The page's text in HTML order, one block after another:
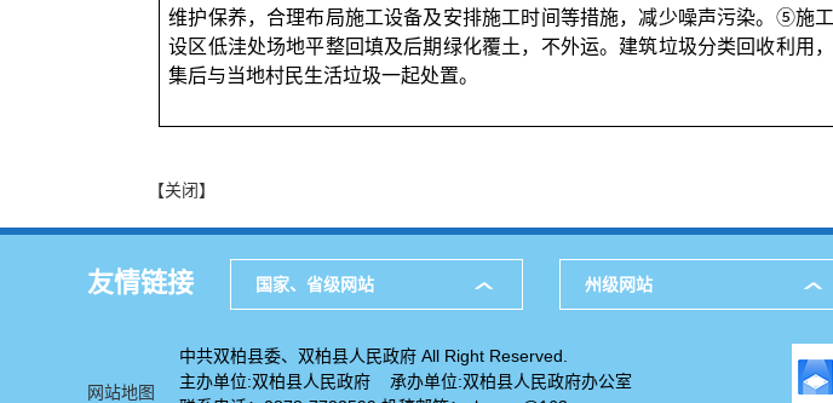
维护保养，合理布局施工设备及安排施工时间等措施，减少噪声污染。 ⑤施
设区低洼处场地平整回填及后期绿化覆土，不外运。建筑垃圾分类回收利
集后与当地村民生活垃圾一起处置。
【关闭】
友情链接 国家、省级网站 州级网站
网站地图
中共双柏县委、双柏县人民政府 All Right Reserved.
主办单位:双柏县人民政府 承办单位:双柏县人民政府办公室